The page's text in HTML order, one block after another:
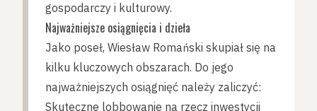
gospodarczy i kulturowy.
Najważniejsze osiągnięcia i dzieła
Jako poseł, Wiesław Romański skupiał się na
kilku kluczowych obszarach. Do jego
najważniejszych osiągnięć należy zaliczyć:
Skuteczne lobbowanie na rzecz inwestycji